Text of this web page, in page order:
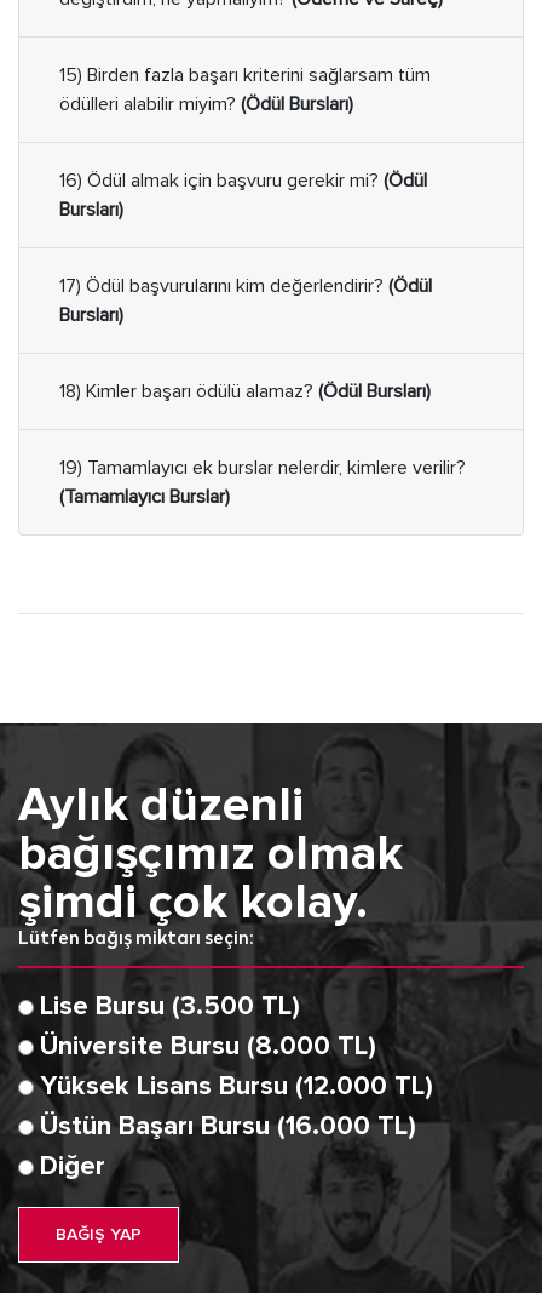
15) Birden fazla başarı kriterini sağlarsam tüm
ödülleri alabilir miyim? (Ödül Bursları)
16) Ödül almak için başvuru gerekir mi? (Ödül
Bursları)
17) Ödül başvurularını kim değerlendirir? (Ödül
Bursları)
18) Kimler başarı ödülü alamaz? (Ödül Bursları)
19) Tamamlayıcı ek burslar nelerdir, kimlere verilir?
(Tamamlayıcı Burslar)
Aylık düzenli
bağışçımız olmak
şimdi çok kolay.
Lütfen bağış miktarı seçin:
Lise Bursu (3.500 TL)
Üniversite Bursu (8.000 TL)
Yüksek Lisans Bursu (12.000 TL)
Üstün Başarı Bursu (16.000 TL)
Diğer
BAĞIŞ YAP